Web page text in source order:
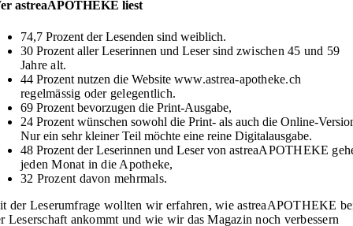
astreaAPOTHEKE liest
74,7 Prozent der Lesenden sind weiblich.
30 Prozent aller Leserinnen und Leser sind zwischen 45 und 59
Jahre alt.
44 Prozent nutzen die Website www.astrea-apotheke.ch
regelmässig oder gelegentlich.
69 Prozent bevorzugen die Print-Ausgabe,
24 Prozent wünschen sowohl die Print- als auch die Online-
Nur ein sehr kleiner Teil möchte eine reine Digitalausgabe.
48 Prozent der Leserinnen und Leser von astreaAPOTHEKE
jeden Monat in die Apotheke,
32 Prozent davon mehrmals.
der Leserumfrage wollten wir erfahren, wieastreaAPOTHEKE
Leserschaft ankommt und wie wir das Magazin noch verbessern